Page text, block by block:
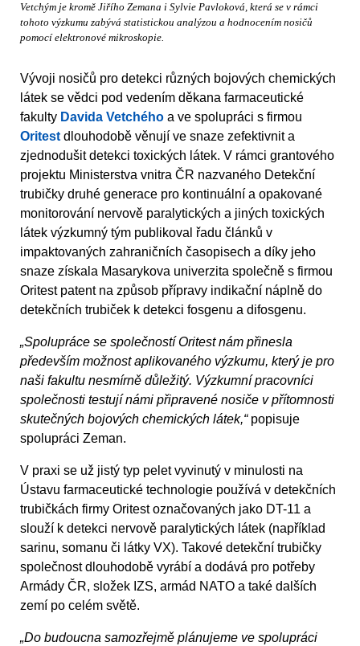
Vetchým je kromě Jiřího Zemana i Sylvie Pavloková, která se v rámci
tohoto výzkumu zabývá statistickou analýzou a hodnocením nosičů
pomocí elektronové mikroskopie.
Vývoji nosičů pro detekci různých bojových chemických
látek se vědci pod vedením děkana farmaceutické
fakulty Davida Vetchého a ve spolupráci s firmou
Oritest dlouhodobě věnují ve snaze zefektivnit a
zjednodušit detekci toxických látek. V rámci grantového
projektu Ministerstva vnitra ČR nazvaného Detekční
trubičky druhé generace pro kontinuální a opakované
monitorování nervově paralytických a jiných toxických
látek výzkumný tým publikoval řadu článků v
impaktovaných zahraničních časopisech a díky jeho
snaze získala Masarykova univerzita společně s firmou
Oritest patent na způsob přípravy indikační náplně do
detekčních trubiček k detekci fosgenu a difosgenu.
„Spolupráce se společností Oritest nám přinesla
především možnost aplikovaného výzkumu, který je pro
naši fakultu nesmírně důležitý. Výzkumní pracovníci
společnosti testují námi připravené nosiče v přítomnosti
skutečných bojových chemických látek,“popisuje
spolupráci Zeman.
V praxi se už jistý typ pelet vyvinutý v minulosti na
Ústavu farmaceutické technologie používá v detekčních
trubičkách firmy Oritest označovaných jako DT-11 a
slouží k detekci nervově paralytických látek (například
sarinu, somanu či látky VX). Takové detekční trubičky
společnost dlouhodobě vyrábí a dodává pro potřeby
Armády ČR, složek IZS, armád NATO a také dalších
zemí po celém světě.
„Do budoucna samozřejmě plánujeme ve spolupráci